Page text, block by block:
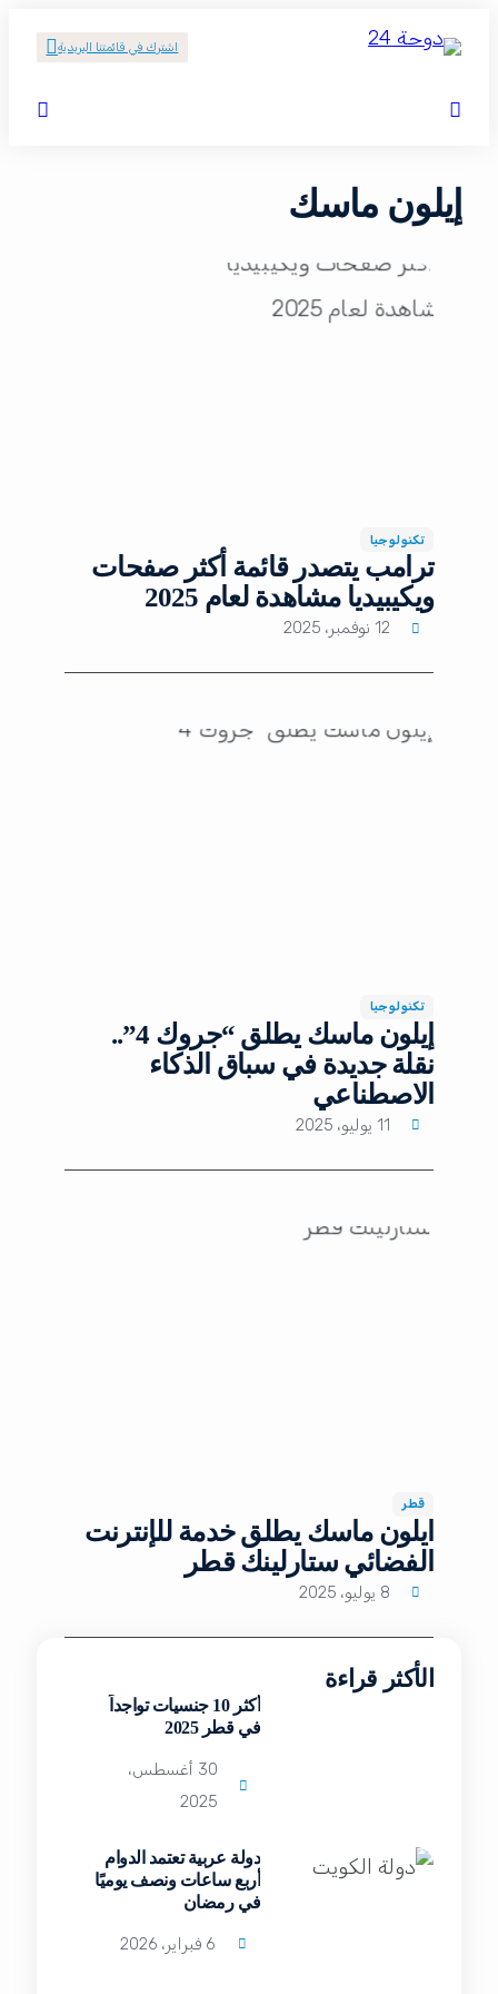
اشترك في قائمتنا البريدية
إيلون ماسك
تكنولوجيا
ترامب يتصدر قائمة أكثر صفحات
ويكيبيديا مشاهدة لعام 2025
12 نوفمبر، 2025
تكنولوجيا
إيلون ماسك يطلق “جروك 4”..
نقلة جديدة في سباق الذكاء
الاصطناعي
11 يوليو، 2025
قطر
ايلون ماسك يطلق خدمة للإنترنت
الفضائي ستارلينك قطر
8 يوليو، 2025
الأكثر قراءة
أكثر 10 جنسيات تواجداً
في قطر 2025
30 أغسطس،
2025
دولة عربية تعتمد الدوام
أربع ساعات ونصف يوميًا
في رمضان
6 فبراير، 2026